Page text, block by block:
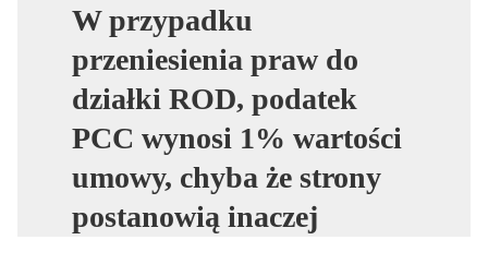
W przypadku
przeniesienia praw do
działki ROD, podatek
PCC wynosi 1% wartości
umowy, chyba że strony
postanowią inaczej